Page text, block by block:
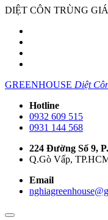
DIỆT CÔN TRÙNG
GREENHOUSE Diệt
Hotline
0932 609 515
0931 144 568
224 Đường Số 9,
Q.Gò Vấp,
Email